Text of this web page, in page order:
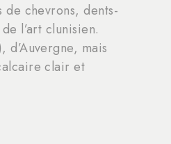
de chevrons, dents-
l’art clunisien.
mais
clair et